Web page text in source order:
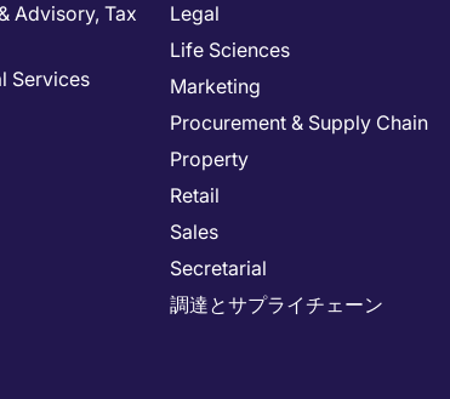
Advisory, Tax
Services
Legal
Life Sciences
Marketing
Procurement & Supply Chain
Property
Retail
Sales
Secretarial
調達とサプライチェーン